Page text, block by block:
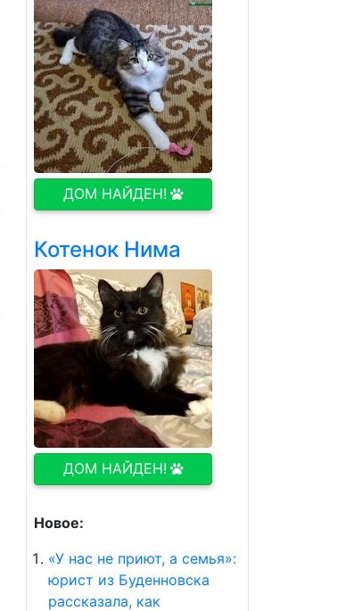
ДОМ НАЙДЕН!
Котенок Нима
ДОМ НАЙДЕН!
Новое:
«У нас не приют, а семья»:
юрист из Буденновска
рассказала, как